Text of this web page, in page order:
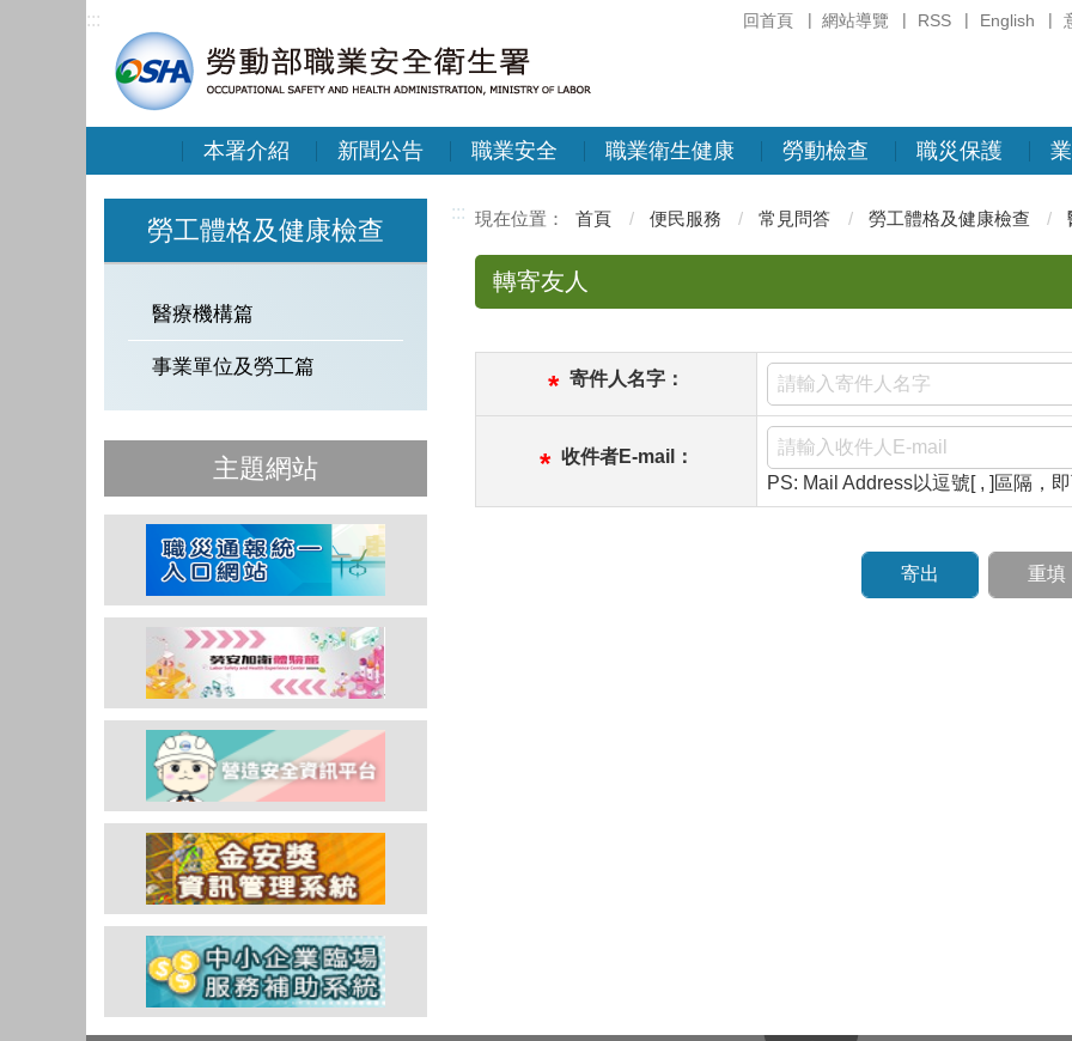
回首頁 網站導覽 RSS English
:::
本署介紹 新聞公告 職業安全 職業衛生健康 勞動檢查 職災保護
勞工體格及健康檢查
醫療機構篇
事業單位及勞工篇
主題網站
::: 首頁 便民服務 常見問答 勞工體格及健康檢查
轉寄友人
* 寄件人名字：
* 收件者E-mail：
PS: Mail Address以逗號[ , ]區隔，